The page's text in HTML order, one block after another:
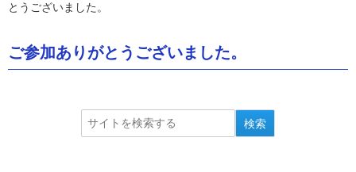
とうございました。
ご参加ありがとうございました。